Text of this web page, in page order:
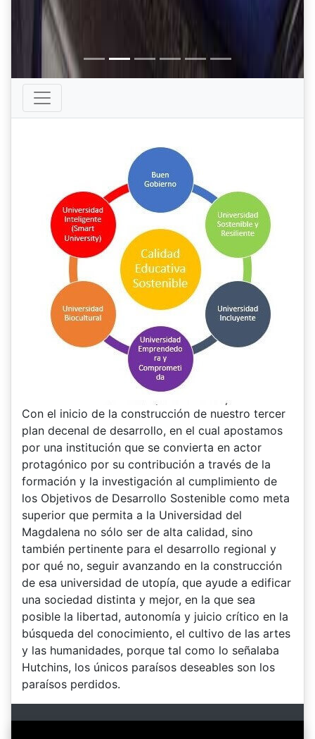
Con el inicio de la construcción de nuestro tercer
plan decenal de desarrollo, en el cual apostamos
por una institución que se convierta en actor
protagónico por su contribución a través de la
formación y la investigación al cumplimiento de
los Objetivos de Desarrollo Sostenible como meta
superior que permita a la Universidad del
Magdalena no sólo ser de alta calidad, sino
también pertinente para el desarrollo regional y
por qué no, seguir avanzando en la construcción
de esa universidad de utopía, que ayude a edificar
una sociedad distinta y mejor, en la que sea
posible la libertad, autonomía y juicio crítico en la
búsqueda del conocimiento, el cultivo de las artes
y las humanidades, porque tal como lo señalaba
Hutchins, los únicos paraísos deseables son los
paraísos perdidos.